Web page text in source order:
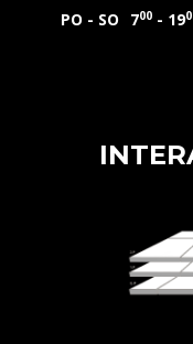
PO - SO 700 - 19